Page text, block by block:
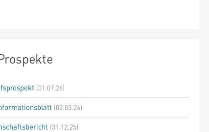
(01.07.26)
(02.03.26)
(31.12.25)